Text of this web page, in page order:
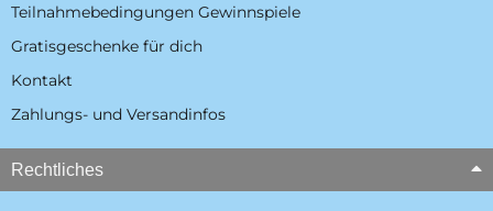
Teilnahmebedingungen Gewinnspiele
Gratisgeschenke für dich
Kontakt
Zahlungs- und Versandinfos
Rechtliches